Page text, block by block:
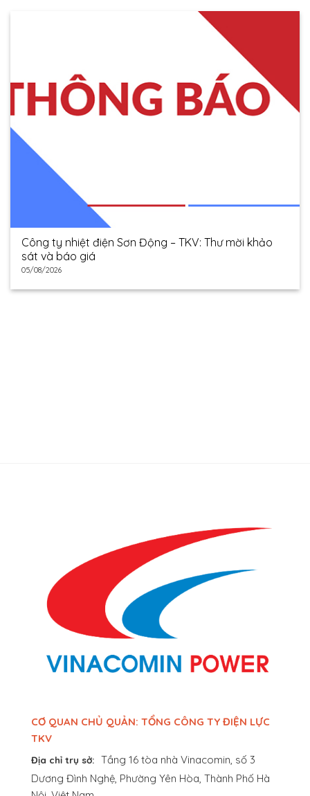
Công ty nhiệt điện Sơn Động – TKV: Thư mời khảo
sát và báo giá
05/08/2026
CƠ QUAN CHỦ QUẢN: TỔNG CÔNG TY ĐIỆN LỰC
TKV
Địa chỉ trụ sở: Tầng 16 tòa nhà Vinacomin, số 3
Dương Đình Nghệ, Phường Yên Hòa, Thành Phố Hà